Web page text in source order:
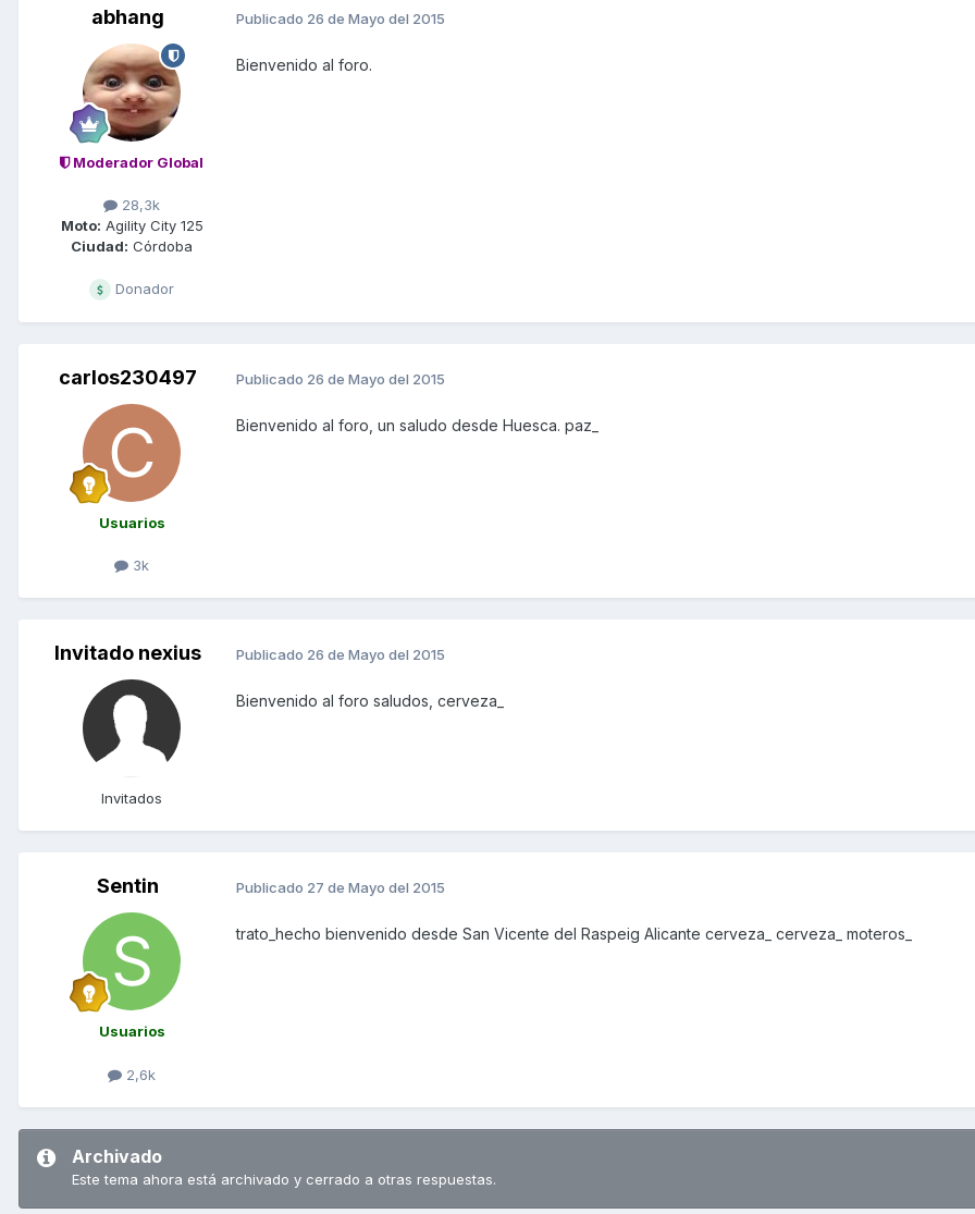
abhang
Moderador Global
28,3k
Moto: Agility City 125
Ciudad: Córdoba
Donador
Publicado 26 de Mayo del 2015
Bienvenido al foro.
carlos230497
Usuarios
3k
Publicado 26 de Mayo del 2015
Bienvenido al foro, un saludo desde Huesca. paz_
Invitado nexius
Invitados
Publicado 26 de Mayo del 2015
Bienvenido al foro saludos, cerveza_
Sentin
Usuarios
2,6k
Publicado 27 de Mayo del 2015
trato_hecho bienvenido desde San Vicente del Raspeig Alicante cerveza_ cerveza_ moteros_
Archivado
Este tema ahora está archivado y cerrado a otras respuestas.